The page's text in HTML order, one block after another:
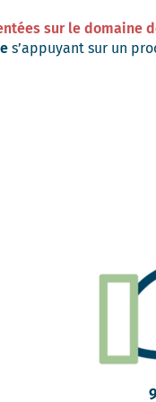
sur le domaine
s’appuyant sur un